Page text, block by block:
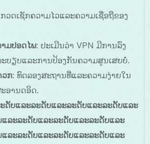
ວດເຊັກຄວາມໄວແລະຄວາມເຊື່ອຖືຂອງ
ມປອດໄພ: ປະເມີນວ່າ VPN ມີການລົງ
ບຽບແລະການປ້ອງກັນຄວາມສູນເສຍບໍ່.
ວກ: ທົດລອງສະຖານທີ່ແລະຄວາມງ່າຍໃນ
ອານດອິດ.
ະດັບແລະລະດັບແລະລະດັບແລະລະດັບແລະ
ລະລະດັບແລະລະດັບແລະລະດັບແລະ
ລະລະດັບແລະລະດັບແລະລະດັບແລະ